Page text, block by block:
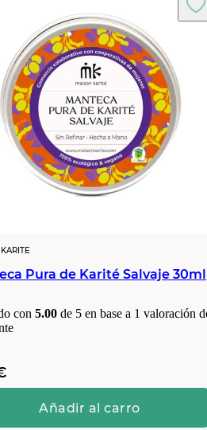
Pura de Karité Salvaje 30ml
con 5.00 de 5 en base a 1 valoración
Añadir al carro